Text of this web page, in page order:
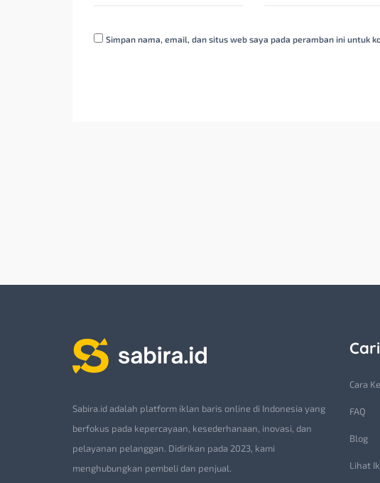
Simpan nama, email, dan situs web saya pada peramban ini untuk
Sabira.id adalah platform iklan baris online di Indonesia yang
berfokus pada kepercayaan, kesederhanaan, inovasi, dan
pelayanan pelanggan. Didirikan pada 2023, kami
menghubungkan pembeli dan penjual.
Cara
FAQ
Blog
Lihat